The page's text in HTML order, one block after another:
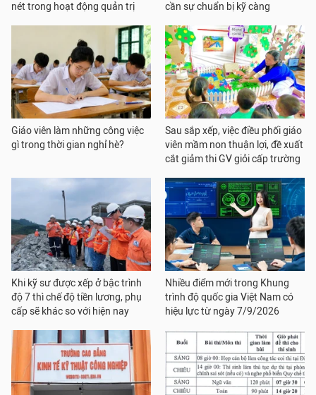
nét trong hoạt động quản trị
cần sự chuẩn bị kỹ càng
Giáo viên làm những công việc
gì trong thời gian nghỉ hè?
Sau sắp xếp, việc điều phối giáo
viên mầm non thuận lợi, đề xuất
cắt giảm thi GV giỏi cấp trường
Khi kỹ sư được xếp ở bậc trình
độ 7 thì chế độ tiền lương, phụ
cấp sẽ khác so với hiện nay
Nhiều điểm mới trong Khung
trình độ quốc gia Việt Nam có
hiệu lực từ ngày 7/9/2026